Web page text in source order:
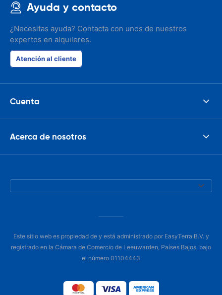
Ayuda y contacto
¿Necesitas ayuda? Contacta con unos de nuestros
expertos en alquileres.
Atención al cliente
Cuenta
Acerca de nosotros
Este sitio web es propiedad de y está administrado por EasyTerra B.V. y
registrado en la Cámara de Comercio de Leeuwarden, Países Bajos, bajo
el número 01104443